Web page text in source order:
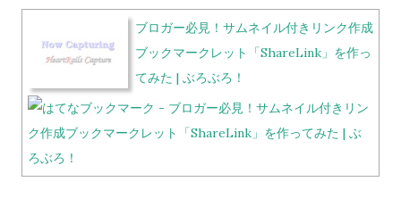
ブロガー必見！サムネイル付きリンク作成
ブックマークレット「ShareLink」を作っ
てみた | ぶろぶろ！